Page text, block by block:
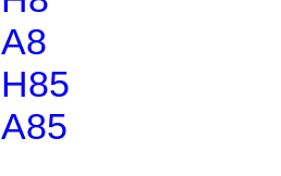
A8
H85
A85